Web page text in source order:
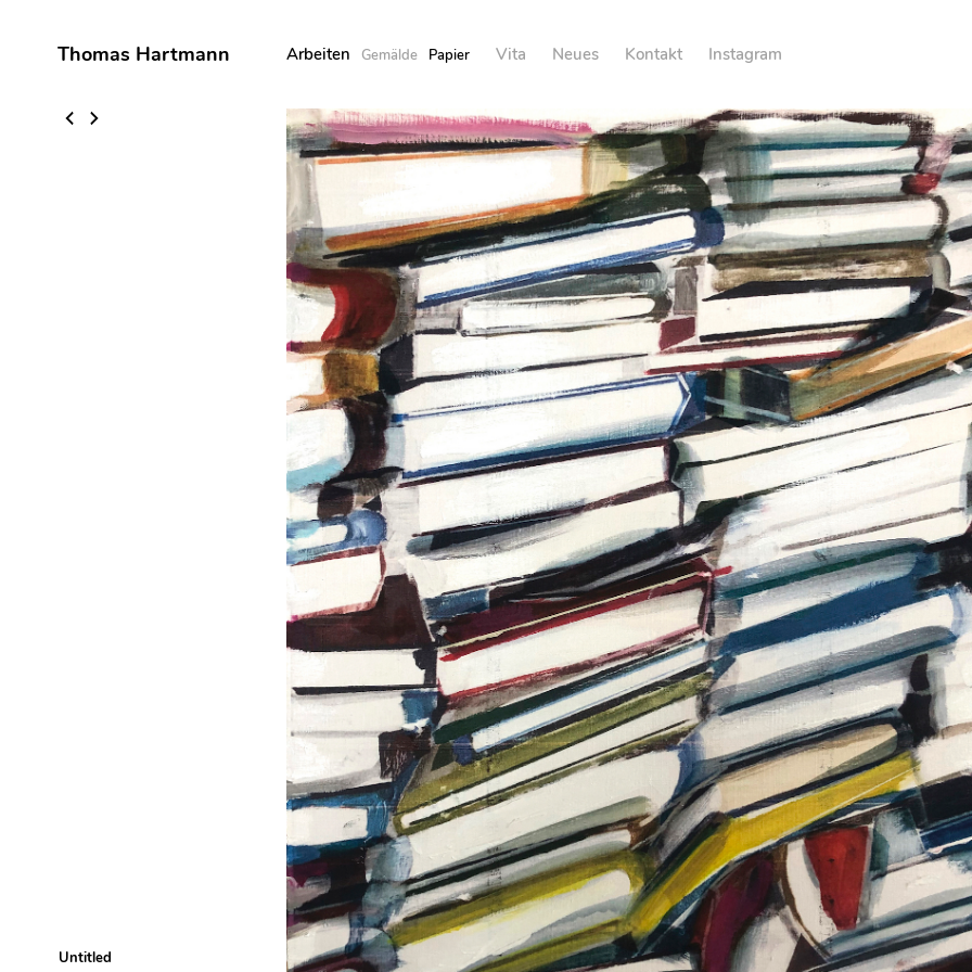
Thomas Hartmann Arbeiten Gemälde Papier Vita Neues Kontakt Instagram
Untitled